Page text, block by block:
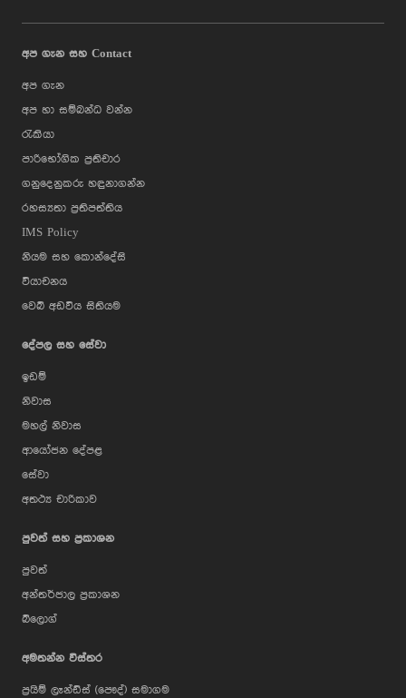
අප ගැන සහ Contact
අප ගැන
අප හා සම්බන්ධ වන්න
රැකියා
පාරිභෝගික ප්‍රතිචාර
ගනුදෙනුකරු හඳුනාගන්න
රහස්‍යතා ප්‍රතිපත්තිය
IMS Policy
නියම සහ කොන්දේසි
වියාචනය
වෙබ් අඩවිය සිතියම
දේපල සහ සේවා
ඉඩම්
නිවාස
මහල් නිවාස
ආයෝජන දේපළ
සේවා
අතථ්‍ය චාරිකාව
පුවත් සහ ප්‍රකාශන
පුවත්
අන්තර්ජාල ප්‍රකාශන
බ්ලොග්
අමතන්න විස්තර
ප්‍රයිම් ලෑන්ඩ්ස් (පෞද්) සමාගම